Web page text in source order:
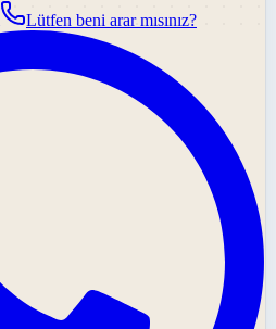
Lütfen beni arar mısınız?